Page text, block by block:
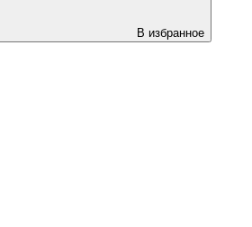
В избранное